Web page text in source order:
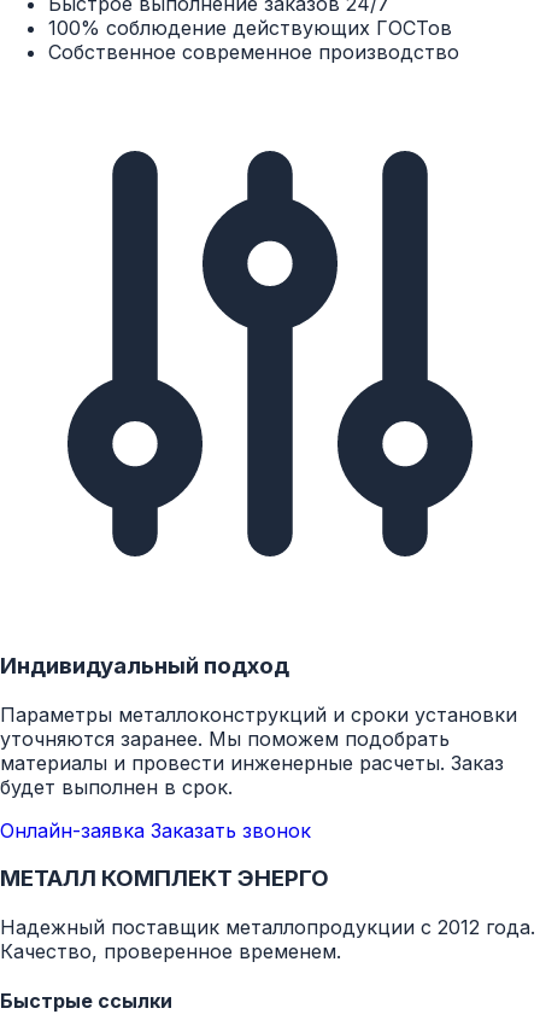
100% соблюдение действующих ГОСТов
Собственное современное производство
Индивидуальный подход
Параметры металлоконструкций и сроки установки
уточняются заранее. Мы поможем подобрать
материалы и провести инженерные расчеты. Заказ
будет выполнен в срок.
Онлайн-заявка Заказать звонок
МЕТАЛЛ КОМПЛЕКТ ЭНЕРГО
Надежный поставщик металлопродукции с 2012 года.
Качество, проверенное временем.
Быстрые ссылки